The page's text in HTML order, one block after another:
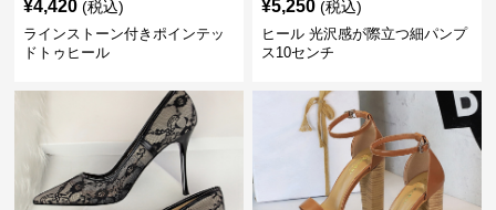
¥4,420 (税込)
ラインストーン付きポインテッ
ドトゥヒール
¥5,250 (税込)
ヒール 光沢感が際立つ細パンプ
ス10センチ